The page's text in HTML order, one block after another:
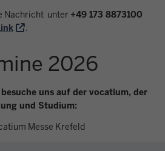
Nachricht unter +49 173 8873100
.
2026
uns auf der vocatium, der
und Studium:
Messe Krefeld